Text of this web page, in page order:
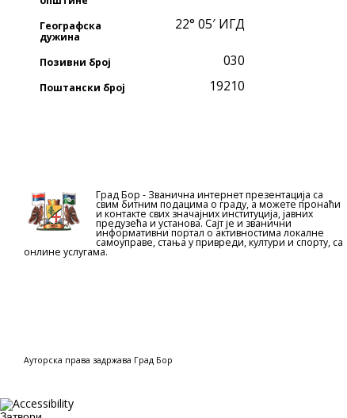
Географска
дужина
22° 05′ ИГД
Позивни број 030
Поштански број 19210
Град Бор - Званична интернет презентација са
свим битним подацима о граду, а можете пронаћи
и контакте свих значајних институција, јавних
предузећа и установа. Сајт је и званични
информативни портал о активностима локалне
самоуправе, стања у привреди, култури и спорту, са
онлине услугама.
Ауторска права задржава Град Бор